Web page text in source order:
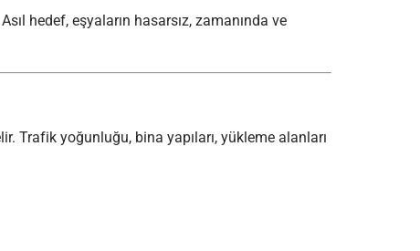
hedef, eşyaların hasarsız, zamanında ve
Trafik yoğunluğu, bina yapıları, yükleme alanları